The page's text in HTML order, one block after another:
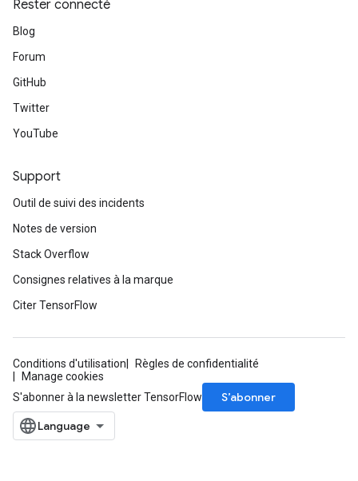
Rester connecté
Blog
Forum
GitHub
Twitter
YouTube
Support
Outil de suivi des incidents
Notes de version
Stack Overflow
Consignes relatives à la marque
Citer TensorFlow
Conditions d'utilisation
Règles de confidentialité
Manage cookies
S'abonner à la newsletter TensorFlow
S’abonner